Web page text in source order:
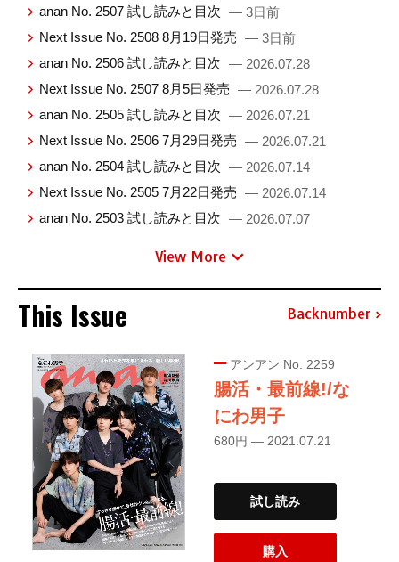
anan No. 2507 試し読みと目次 — 3日前
Next Issue No. 2508 8月19日発売 — 3日前
anan No. 2506 試し読みと目次 — 2026.07.28
Next Issue No. 2507 8月5日発売 — 2026.07.28
anan No. 2505 試し読みと目次 — 2026.07.21
Next Issue No. 2506 7月29日発売 — 2026.07.21
anan No. 2504 試し読みと目次 — 2026.07.14
Next Issue No. 2505 7月22日発売 — 2026.07.14
anan No. 2503 試し読みと目次 — 2026.07.07
View More
This Issue Backnumber
アンアン No. 2259
腸活・最前線!/な
にわ男子
680円 — 2021.07.21
試し読み
購入